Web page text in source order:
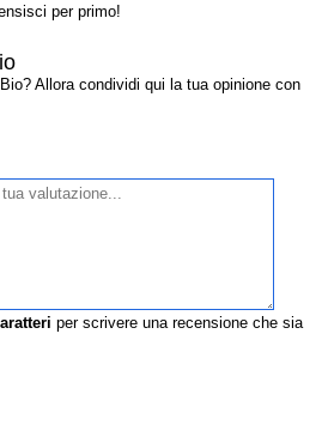
per primo!
Allora condividi qui la tua opinione con
per scrivere una recensione che sia